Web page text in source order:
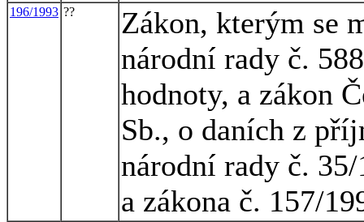
196/1993 ??
Zákon, kterým se
národní rady č.
hodnoty, a zákon
Sb., o daních z
národní rady č.
a zákona č. 157/